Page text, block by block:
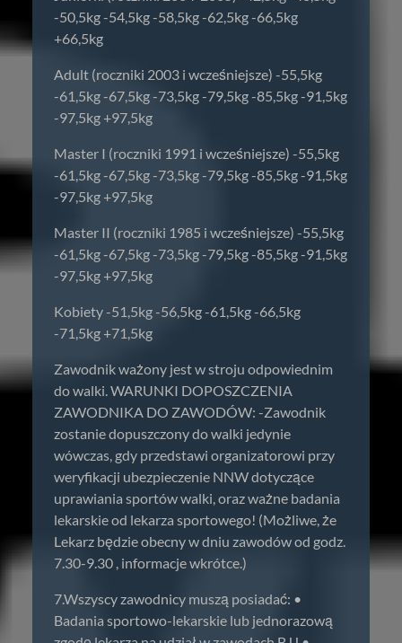
-50,5kg -54,5kg -58,5kg -62,5kg -66,5kg
+66,5kg
Adult (roczniki 2003 i wcześniejsze) -55,5kg
-61,5kg -67,5kg -73,5kg -79,5kg -85,5kg -91,5kg
-97,5kg +97,5kg
Master I (roczniki 1991 i wcześniejsze) -55,5kg
-61,5kg -67,5kg -73,5kg -79,5kg -85,5kg -91,5kg
-97,5kg +97,5kg
Master II (roczniki 1985 i wcześniejsze) -55,5kg
-61,5kg -67,5kg -73,5kg -79,5kg -85,5kg -91,5kg
-97,5kg +97,5kg
Kobiety -51,5kg -56,5kg -61,5kg -66,5kg
-71,5kg +71,5kg
Zawodnik ważony jest w stroju odpowiednim
do walki. WARUNKI DOPOSZCZENIA
ZAWODNIKA DO ZAWODÓW: -Zawodnik
zostanie dopuszczony do walki jedynie
wówczas, gdy przedstawi organizatorowi przy
weryfikacji ubezpieczenie NNW dotyczące
uprawiania sportów walki, oraz ważne badania
lekarskie od lekarza sportowego! (Możliwe, że
Lekarz będzie obecny w dniu zawodów od godz.
7.30-9.30 , informacje wkrótce.)
7.Wszyscy zawodnicy muszą posiadać: •
Badania sportowo-lekarskie lub jednorazową